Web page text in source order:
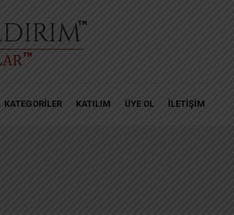
KATEGORİLER KATILIM ÜYE OL İLETİŞİM